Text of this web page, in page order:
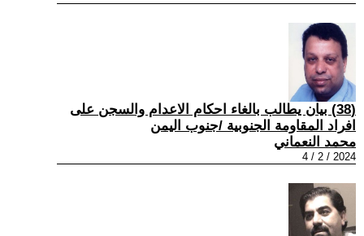
(38) بيان يطالب بالغاء احكام الاعدام والسجن على
افراد المقاومة الجنوبية /جنوب اليمن
محمد النعماني
2024 / 2 / 4